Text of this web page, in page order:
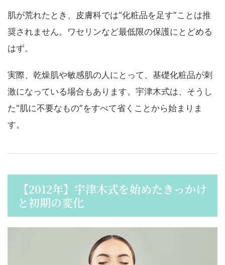
肌が荒れたとき、皮膚科では“化粧品を足す”ことは推
奨されません。ワセリンなど最低限の保護にとどめる
はず。
実際、乾燥肌や敏感肌の人にとって、基礎化粧品が刺
激になっている場合もあります。宇津木式は、そうし
た“肌に不要なもの”をすべて省くことから始まりま
す。
【2012年】宇津木式を始めたきっかけ
と初期の変化